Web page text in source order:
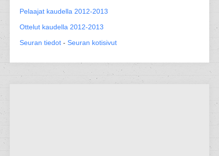
Pelaajat kaudella 2012-2013
Ottelut kaudella 2012-2013
Seuran tiedot - Seuran kotisivut